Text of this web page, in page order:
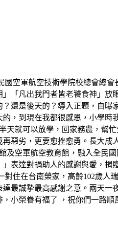
國空軍航空技術學院校總會總
「凡出我門者皆老饕食神」
還是後天的？導入正題，自
，到現在我都很感恩，小學
天就可以放學，回家務農，
惡劣，更要愈挫愈勇。長大
及空軍航空教育館，融入全
表達對捐助人的感謝與愛，
住在台南榮家，高齡102歲
最誠摯最高感謝之意。兩天
小榮眷有福了 ，祝你們一路順